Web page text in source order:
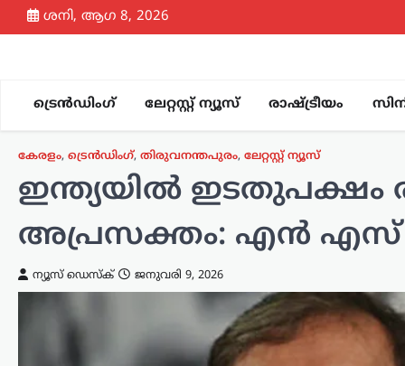
Skip
to
ശനി, ആഗ 8, 2026
ട്രെൻഡിംഗ് ലേറ്റസ്റ്റ് ന്യൂസ് രാഷ്ട്രീയം
കേരളം, ട്രെൻഡിംഗ്, തിരുവനന്തപുരം, ലേറ്റസ്റ്റ് ന്യൂസ്
ഇന്ത്യയില്‍ ഇടതുപക്ഷം
അപ്രസക്തം: എന്‍ എസ്
ന്യൂസ് ഡെസ്ക് ജനുവരി 9, 2026
,ദേശീയം,രാഷ്ട്രീയം